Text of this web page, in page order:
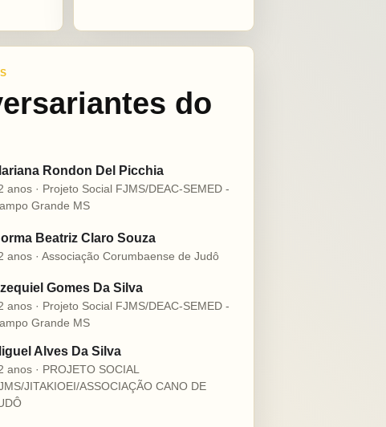
do
Rondon Del Picchia
anos · Projeto Social FJMS/DEAC-SEMED -
Grande MS
Beatriz Claro Souza
anos · Associação Corumbaense de Judô
Gomes Da Silva
anos · Projeto Social FJMS/DEAC-SEMED -
Grande MS
Alves Da Silva
anos · PROJETO SOCIAL
JITAKIOEI/ASSOCIAÇÃO CANO DE